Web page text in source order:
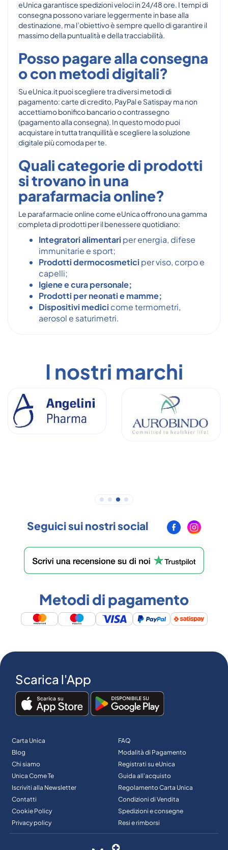
eUnica garantisce spedizioni veloci in 24/48 ore. I tempi di
consegna possono variare leggermente in base alla
destinazione, ma l’obiettivo è sempre quello di garantire il
massimo della puntualità e della tracciabilità.
Posso pagare alla consegna
o con metodi digitali?
Su eUnica.it puoi scegliere tra diversi metodi di
pagamento: carte di credito, PayPal e Satispay ma non
accettiamo bonifico bancario o contrassegno
(pagamento alla consegna). In questo modo puoi
acquistare in tutta tranquillità e scegliere la soluzione
digitale più comoda per te.
Quali categorie di prodotti
si trovano in una
parafarmacia online?
Le parafarmacie online come eUnica offrono una gamma
completa di prodotti per il benessere quotidiano:
Integratori alimentari per energia, difese
immunitarie e sport;
Prodotti dermocosmetici per viso, corpo e
capelli;
Igiene e cura personale;
Prodotti per neonati e mamme;
Dispositivi medici come termometri,
aerosol e saturimetri.
I nostri marchi
Seguici sui nostri social
Metodi di pagamento
Scarica l'App
Carta Unica
Blog
Chi siamo
Unica Come Te
Iscriviti alla Newsletter
Contatti
Cookie Policy
Privacy policy
FAQ
Modalità di Pagamento
Registrati su eUnica
Guida all’acquisto
Regolamento Carta Unica
Condizioni di Vendita
Spedizioni e consegne
Resi e rimborsi